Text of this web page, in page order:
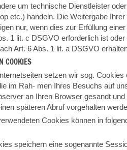
um technische Dienstleister
etc.) handeln. Die Weitergabe
nur, wenn dies zur Erfüllung
1 lit. c DSGVO erforderlich ist
Art. 6 Abs. 1 lit. a DSGVO
COOKIES
setzen wir sog. Cookies
im Rah- men Ihres Besuchs auf
an Ihren Browser gesandt
späteren Abruf vorgehalten
Cookies können in
speichern eine sogenannte